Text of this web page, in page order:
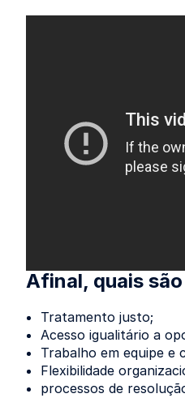
Afinal, quais
Tratamento justo;
Acesso igualitário a
Trabalho em equipe e
Flexibilidade
processos de